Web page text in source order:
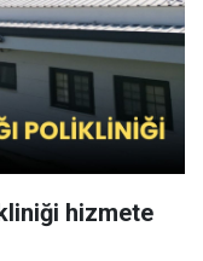
hizmete